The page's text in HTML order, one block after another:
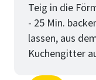
Teig in die
- 25 Min.
lassen, aus
Kuchengitter